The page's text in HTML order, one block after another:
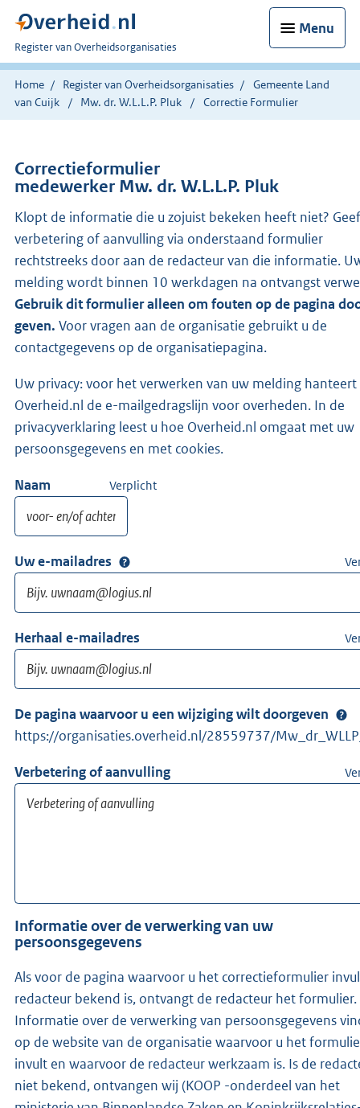
Menu
U
bent
nu
hier:
Register van Overheidsorganisaties
Home Register van Overheidsorganisaties
Gemeente Land
van Cuijk
Mw. dr. W.L.L.P. Pluk Correctie Formulier
Correctieformulier
medewerker Mw. dr. W.L.L.P. Pluk
Klopt de informatie die u zojuist bekeken heeft niet?
verbetering of aanvulling via onderstaand formulier
rechtstreeks door aan de redacteur van die informatie.
melding wordt binnen 10 werkdagen na ontvangst
Gebruik dit formulier alleen om fouten op de pagina
geven. Voor vragen aan de organisatie gebruikt u de
contactgegevens op de organisatiepagina.
Uw privacy: voor het verwerken van uw melding hanteert
Overheid.nl de e-mailgedragslijn voor overheden. In de
privacyverklaring leest u hoe Overheid.nl omgaat met uw
persoonsgegevens en met cookies.
Naam Verplicht
Uw e-mailadres
Herhaal e-mailadres
De pagina waarvoor u een wijziging wilt doorgeven
https://organisaties.overheid.nl/28559737/
Verbetering of aanvulling
Informatie over de verwerking van uw
persoonsgegevens
Als voor de pagina waarvoor u het correctieformulier
redacteur bekend is, ontvangt de redacteur het formulier.
Informatie over de verwerking van persoonsgegevens
op de website van de organisatie waarvoor u het
invult en waarvoor de redacteur werkzaam is. Is de redacteur
niet bekend, ontvangen wij (KOOP -onderdeel van het